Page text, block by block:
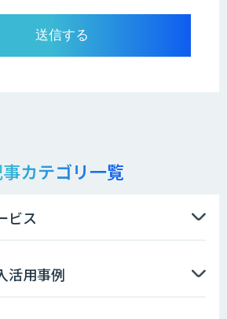
カテゴリ一覧
ビス
活用事例